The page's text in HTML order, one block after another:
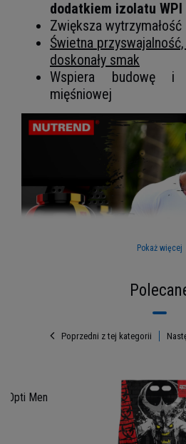
dodatkiem izolatu WPI
Zwiększa wytrzymałość
Świetna
doskonały smak
Wspiera budowę i
mięśniowej
Izolat i
białka
Potrzebujesz wysokiej
ale nie wiesz, która jest
Pokaż więcej
Poprzedni z tej kategorii
Opti Men